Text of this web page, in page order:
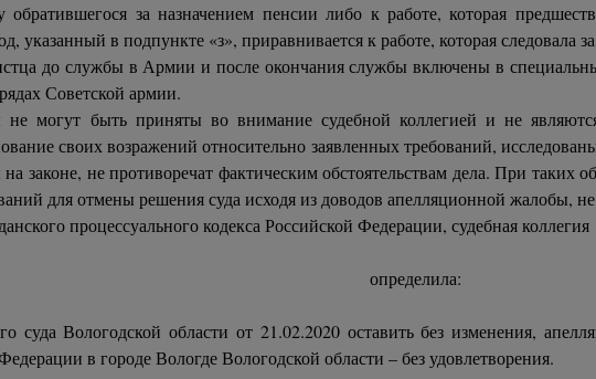
за назначением пенсии либо к работе, которая
указанный в подпункте «з», приравнивается к работе, которая следовала
до службы в Армии и после окончания службы включены в
Советской армии.
могут быть приняты во внимание судебной коллегией и не
своих возражений относительно заявленных требований,
законе, не противоречат фактическим обстоятельствам дела. При таких
для отмены решения суда исходя из доводов апелляционной жалобы, не
процессуального кодекса Российской Федерации, судебная коллегия
определила:
суда Вологодской области от 21.02.2020 оставить без изменения,
в городе Вологде Вологодской области – без удовлетворения.